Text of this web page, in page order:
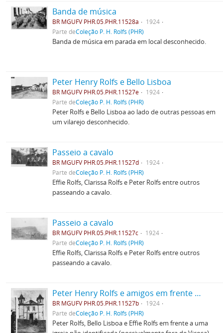
Banda de música
BR MGUFV PHR.05.PHR.11528a
1924
Parte deColeção P. H. Rolfs (PHR)
Banda de música em parada em local desconhecido.
Peter Henry Rolfs e Bello Lisboa
BR MGUFV PHR.05.PHR.11527e
1924
Parte deColeção P. H. Rolfs (PHR)
Peter Rolfs e Bello Lisboa ao lado de outras pessoas em
um vilarejo desconhecido.
Passeio a cavalo
BR MGUFV PHR.05.PHR.11527d
1924
Parte deColeção P. H. Rolfs (PHR)
Effie Rolfs, Clarissa Rolfs e Peter Rolfs entre outros
passeando a cavalo.
Passeio a cavalo
BR MGUFV PHR.05.PHR.11527c
1924
Parte deColeção P. H. Rolfs (PHR)
Effie Rolfs, Clarissa Rolfs e Peter Rolfs entre outros
passeando a cavalo.
Peter Henry Rolfs e amigos em frente a uma igreja
BR MGUFV PHR.05.PHR.11527b
1924
Parte deColeção P. H. Rolfs (PHR)
Peter Rolfs, Bello Lisboa e Effie Rolfs em frente a uma